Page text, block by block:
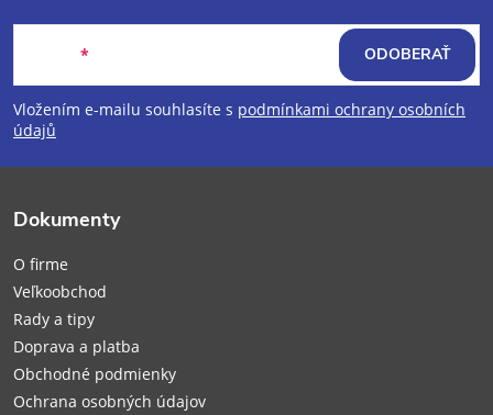
Z
á
p
e
Vložením e-mailu souhlasíte s podmínkami ochrany osobních
údajů
ODOBERAŤ
Dokumenty
O firme
Veľkoobchod
Rady a tipy
Doprava a platba
Obchodné podmienky
Ochrana osobných údajov